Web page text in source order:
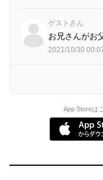
ゲストさん
お兄さんがお
2021/10/30
App Storeは